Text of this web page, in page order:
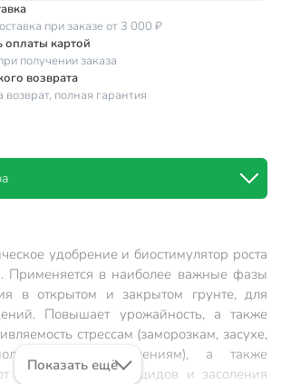
при заказе от 3 000 ₽
картой
получении заказа
возврата
полная гарантия
удобрение и биостимулятор роста
Применяется в наиболее важные фазы
в открытом и закрытом грунте, для
Повышает урожайность, а также
стрессам (заморозкам, засухе,
нарушениям), а также
применения пестицидов и засоления
Показать ещё